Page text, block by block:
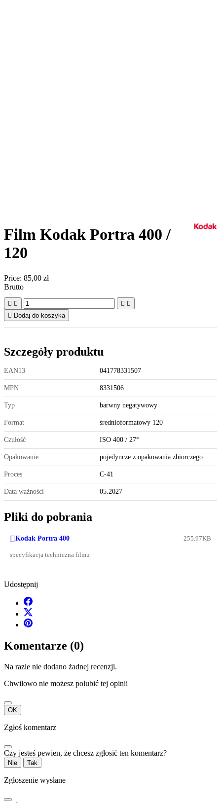
Film Kodak Portra 400 /
120
Price: 85,00 zł
Brutto
   
 Dodaj do koszyka
Szczegóły produktu
EAN13 041778331507
MPN 8331506
Typ barwny negatywowy
Format średnioformatowy 120
Czułość ISO 400 / 27°
Opakowanie pojedyncze z opakowania zbiorczego
Proces C-41
Data ważności 05.2027
Pliki do pobrania
Kodak Portra 400 255.97KB
specyfikacja techniczna filmu
Udostępnij
Komentarze (0)
Na razie nie dodano żadnej recenzji.
Chwilowo nie możesz polubić tej opinii
OK
Zgłoś komentarz
Czy jesteś pewien, że chcesz zgłosić ten komentarz?
Nie Tak
Zgłoszenie wysłane